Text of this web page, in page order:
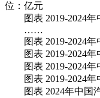
位：亿元
图表 2019-2024年
……
图表 2019-2024年
图表 2019-2024年
图表 2019-2024年
图表 2019-2024年
图表 2024年中国汽